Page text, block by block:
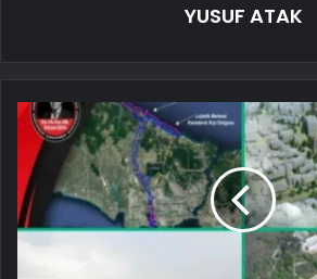
YUSUF ATAK